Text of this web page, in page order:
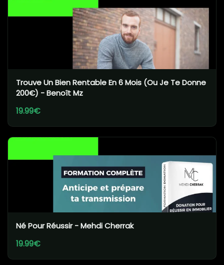
Trouve Un Bien Rentable En 6 Mois (Ou Je Te Donne
200€) - Benoît Mz
19.99€
Né Pour Réussir - Mehdi Cherrak
19.99€